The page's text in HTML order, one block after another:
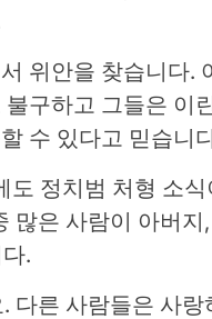
위안을 찾습니다.
구하고 그들은 이
수 있다고 믿습니
도 정치범 처형 소
많은 사람이 아버지
.
다른 사람들은 사랑